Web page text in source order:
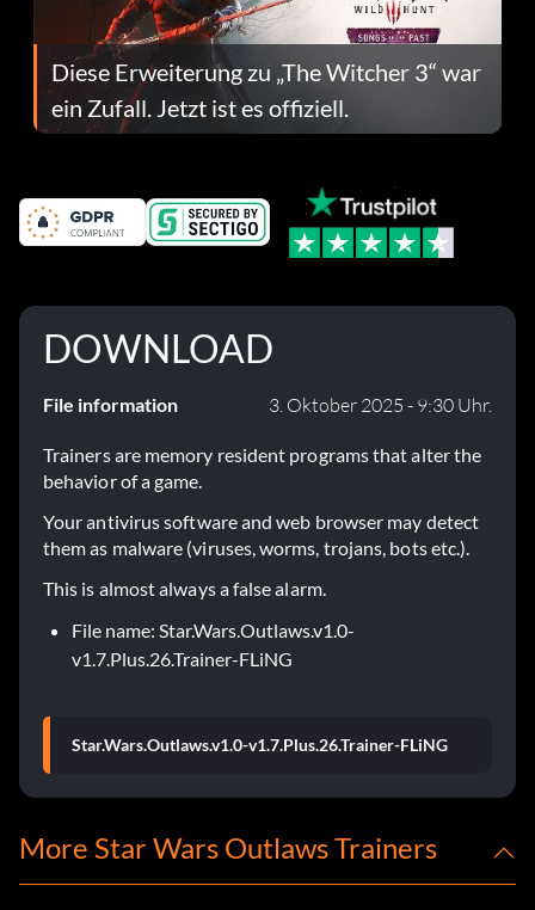
Diese Erweiterung zu „The Witcher 3“ war
ein Zufall. Jetzt ist es offiziell.
DOWNLOAD
File information 3. Oktober 2025 - 9:30 Uhr.
Trainers are memory resident programs that alter the
behavior of a game.
Your antivirus software and web browser may detect
them as malware (viruses, worms, trojans, bots etc.).
This is almost always a false alarm.
File name: Star.Wars.Outlaws.v1.0-
v1.7.Plus.26.Trainer-FLiNG
Star.Wars.Outlaws.v1.0-v1.7.Plus.26.Trainer-FLiNG
More Star Wars Outlaws Trainers